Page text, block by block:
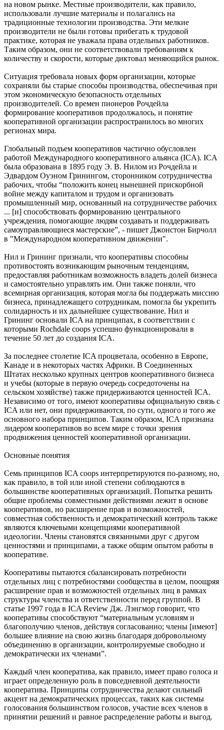
на новом рынке. Местные производители, как правило,
использовали лучшие материалы и полагались на
традиционные технологии производства. Эти мелкие
производители не были готовы прибегать к трудовой
практике, которая не уважала права отдельных работников.
Таким образом, они не соответствовали требованиям к
количеству и скорости, которые диктовал меняющийся рынок.
Ситуация требовала новых форм организации, которые
сохраняли бы старые способы производства, обеспечивая при
этом экономическую безопасность отдельных
производителей. Со времен пионеров Рочдейла
формирование кооперативов продолжалось, и понятие
кооперативной организации распространилось во многих
регионах мира.
Глобальный подъем кооперативов частично обусловлен
работой Международного кооперативного альянса (ICA). ICA
была образована в 1895 году Э. В. Нилом из Рочдейла и
Эдвардом Оуэном Гринингом, сторонником сотрудничества
рабочих, чтобы “положить конец нынешней прискорбной
войне между капиталом и трудом и организовать
промышленный мир, основанный на сотрудничестве рабочих
... [и] способствовать формированию центрального
учреждения, помогающие людям создавать и поддерживать
самоуправляющиеся мастерские”, - пишет Джонстон Бирчолл
в "Международном кооперативном движении".
Нил и Грининг признали, что кооперативы способны
противостоять возникающим рыночным тенденциям,
предоставляя работникам возможность владеть долей бизнеса
и самостоятельно управлять им. Они также поняли, что
всемирная организация, которая могла бы поддержать миссию
бизнеса, принадлежащего сотрудникам, помогла бы укрепить
солидарность и их дальнейшее существование. Нил и
Грининг основали ICA на принципах, в соответствии с
которыми Rochdale coops успешно функционировали в
течение 50 лет до создания ICA.
За последнее столетие ICA процветала, особенно в Европе,
Канаде и в некоторых частях Африки. В Соединенных
Штатах несколько крупных центров кооперативного бизнеса
и учебы (которые в первую очередь сосредоточены на
сельском хозяйстве) также придерживаются ценностей ICA.
Независимо от того, имеют кооперативы официальную связь с
ICA или нет, они придерживаются, по сути, одного и того же
основного набора принципов. Таким образом, ICA признана
лидером кооперативов во всем мире с точки зрения
продвижения ценностей кооперативной организации.
Основные понятия
Семь принципов ICA coops интерпретируются по-разному, но,
как правило, в той или иной степени соблюдаются в
большинстве кооперативных организаций. Попытка решить
общие проблемы совместными действиями лежит в основе
кооперативов, но расширение прав и возможностей,
совместная собственность и демократический контроль также
являются ключевыми концепциями кооперативной
идеологии. Члены становятся связанными друг с другом
ценностями и принципами, а также общим опытом работы в
кооперативе.
Кооперативы пытаются сбалансировать потребности
отдельных лиц с потребностями сообщества в целом, поощряя
расширение прав и возможностей отдельных лиц в рамках
структуры членства и ответственности перед группой. В
статье 1997 года в ICA Review Дж. Лэнгмор говорит, что
кооперативы способствуют “материальным условиям и
благополучию членов, действуя согласованно; члены [имеют]
большее влияние на свою жизнь благодаря добровольному
объединению в организации, контролируемые свободно и
демократически их членами”.
Каждый член кооператива, как правило, имеет право голоса и
играет определенную роль в повседневной деятельности
кооператива. Принципы сотрудничества делают сильный
акцент на демократических процессах, таких как системы
голосования большинством голосов, участие всех членов в
принятии решений и равное распределение работы и выгод.